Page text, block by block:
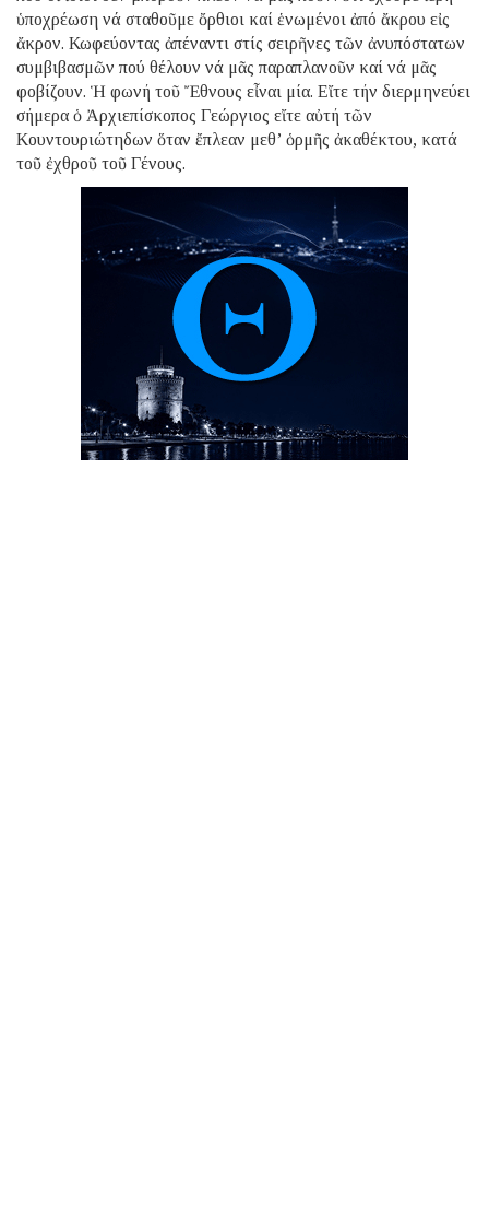
ὑποχρέωση νά σταθοῦμε ὄρθιοι καί ἑνωμένοι ἀπό ἄκρου εἰς
ἄκρον. Κωφεύοντας ἀπέναντι στίς σειρῆνες τῶν ἀνυπόστατων
συμβιβασμῶν πού θέλουν νά μᾶς παραπλανοῦν καί νά μᾶς
φοβίζουν. Ἡ φωνή τοῦ Ἔθνους εἶναι μία. Εἴτε τήν διερμηνεύει
σήμερα ὁ Ἀρχιεπίσκοπος Γεώργιος εἴτε αὐτή τῶν
Κουντουριώτηδων ὅταν ἔπλεαν μεθ’ ὁρμῆς ἀκαθέκτου, κατά
τοῦ ἐχθροῦ τοῦ Γένους.